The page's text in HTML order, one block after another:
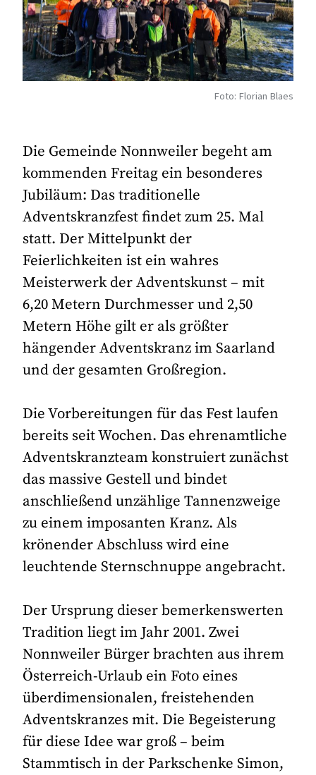
Foto: Florian Blaes
Die Gemeinde Nonnweiler begeht am
kommenden Freitag ein besonderes
Jubiläum: Das traditionelle
Adventskranzfest findet zum 25. Mal
statt. Der Mittelpunkt der
Feierlichkeiten ist ein wahres
Meisterwerk der Adventskunst – mit
6,20 Metern Durchmesser und 2,50
Metern Höhe gilt er als größter
hängender Adventskranz im Saarland
und der gesamten Großregion.
Die Vorbereitungen für das Fest laufen
bereits seit Wochen. Das ehrenamtliche
Adventskranzteam konstruiert zunächst
das massive Gestell und bindet
anschließend unzählige Tannenzweige
zu einem imposanten Kranz. Als
krönender Abschluss wird eine
leuchtende Sternschnuppe angebracht.
Der Ursprung dieser bemerkenswerten
Tradition liegt im Jahr 2001. Zwei
Nonnweiler Bürger brachten aus ihrem
Österreich-Urlaub ein Foto eines
überdimensionalen, freistehenden
Adventskranzes mit. Die Begeisterung
für diese Idee war groß – beim
Stammtisch in der Parkschenke Simon,